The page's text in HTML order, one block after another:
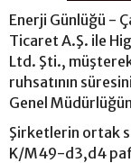
Enerji Günlüğü -
Ticaret A.Ş. ile
Ltd. Şti.,
ruhsatının
Genel
Şirketlerin ortak
K/M49-d3,d4